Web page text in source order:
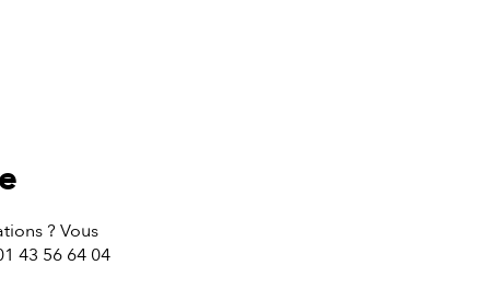
? Vous
43 56 64 04